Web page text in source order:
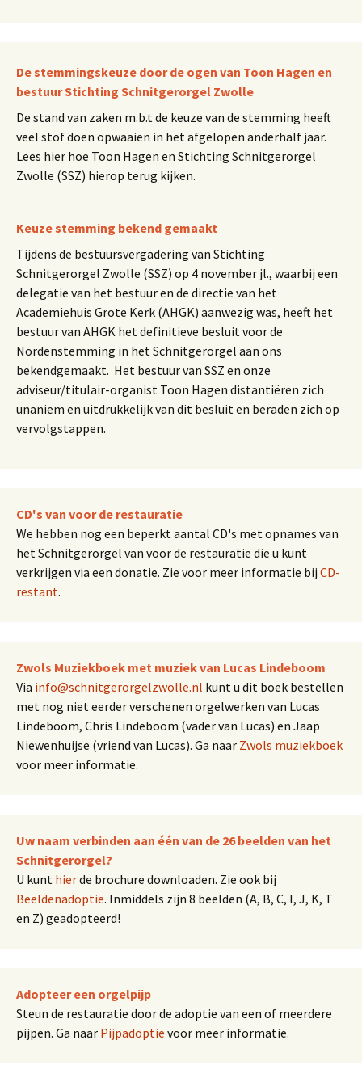
De stemmingskeuze door de ogen van Toon Hagen en
bestuur Stichting Schnitgerorgel Zwolle
De stand van zaken m.b.t de keuze van de stemming heeft
veel stof doen opwaaien in het afgelopen anderhalf jaar.
Lees hier hoe Toon Hagen en Stichting Schnitgerorgel
Zwolle (SSZ) hierop terug kijken.
Keuze stemming bekend gemaakt
Tijdens de bestuursvergadering van Stichting
Schnitgerorgel Zwolle (SSZ) op 4 november jl., waarbij een
delegatie van het bestuur en de directie van het
Academiehuis Grote Kerk (AHGK) aanwezig was, heeft het
bestuur van AHGK het definitieve besluit voor de
Nordenstemming in het Schnitgerorgel aan ons
bekendgemaakt. Het bestuur van SSZ en onze
adviseur/titulair-organist Toon Hagen distantiëren zich
unaniem en uitdrukkelijk van dit besluit en beraden zich op
vervolgstappen.
CD's van voor de restauratie
We hebben nog een beperkt aantal CD's met opnames van
het Schnitgerorgel van voor de restauratie die u kunt
verkrijgen via een donatie. Zie voor meer informatie bij CD-
restant.
Zwols Muziekboek met muziek van Lucas Lindeboom
Via info@schnitgerorgelzwolle.nl kunt u dit boek bestellen
met nog niet eerder verschenen orgelwerken van Lucas
Lindeboom, Chris Lindeboom (vader van Lucas) en Jaap
Niewenhuijse (vriend van Lucas). Ga naar Zwols muziekboek
voor meer informatie.
Uw naam verbinden aan één van de 26 beelden van het
Schnitgerorgel?
U kunt hierde brochure downloaden. Zie ook bij
Beeldenadoptie. Inmiddels zijn 8 beelden (A, B, C, I, J, K, T
en Z) geadopteerd!
Adopteer een orgelpijp
Steun de restauratie door de adoptie van een of meerdere
pijpen. Ga naar Pijpadoptie voor meer informatie.